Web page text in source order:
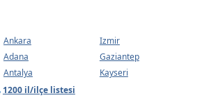
Ankara
Izmir
Adana
Gaziantep
Antalya
Kayseri
1200 il/ilçe listesi